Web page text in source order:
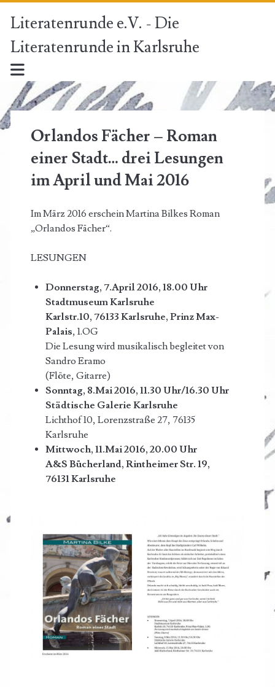
Literatenrunde e.V. - Die
Literatenrunde in Karlsruhe
Orlandos Fächer – Roman
einer Stadt… drei Lesungen
im April und Mai 2016
Im März 2016 erschein Martina Bilkes Roman
„Orlandos Fächer“.
LESUNGEN
Donnerstag, 7.April 2016, 18.00 Uhr
Stadtmuseum Karlsruhe
Karlstr.10, 76133 Karlsruhe, Prinz Max-
Palais, 1.OG
Die Lesung wird musikalisch begleitet von
Sandro Eramo
(Flöte, Gitarre)
Sonntag, 8.Mai 2016, 11.30 Uhr/16.30 Uhr
Städtische Galerie Karlsruhe
Lichthof 10, Lorenzstraße 27, 76135
Karlsruhe
Mittwoch, 11.Mai 2016, 20.00 Uhr
A&S Bücherland, Rintheimer Str. 19,
76131 Karlsruhe